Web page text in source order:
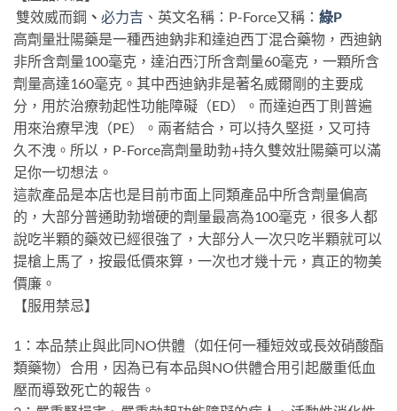
雙效威而鋼 、 必力吉 、英文名稱：P-Force又稱： 綠P
高劑量壯陽藥是一種西迪鈉非和達迫西丁混合藥物，西迪鈉
非所含劑量100毫克，達泊西汀所含劑量60毫克，一顆所含
劑量高達160毫克。其中西迪鈉非是著名威爾剛的主要成
分，用於治療勃起性功能障礙（ED）。而達迫西丁則普遍
用來治療早洩（PE）。兩者結合，可以持久堅挺，又可持
久不洩。所以，P-Force高劑量助勃+持久雙效壯陽藥可以滿
足你一切想法。
這款產品是本店也是目前市面上同類產品中所含劑量偏高
的，大部分普通助勃增硬的劑量最高為100毫克，很多人都
說吃半顆的藥效已經很強了，大部分人一次只吃半顆就可以
提槍上馬了，按最低價來算，一次也才幾十元，真正的物美
價廉。
【服用禁忌】
1：本品禁止與此同NO供體（如任何一種短效或長效硝酸酯
類藥物）合用，因為已有本品與NO供體合用引起嚴重低血
壓而導致死亡的報告。